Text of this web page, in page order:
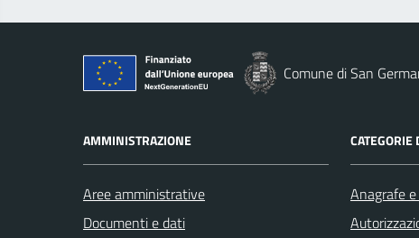
Comune di San
AMMINISTRAZIONE
Aree amministrative
Documenti e dati
CATEGORIE
Anagrafe